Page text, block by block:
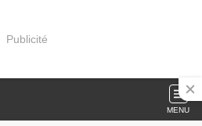
Publicité
MENU